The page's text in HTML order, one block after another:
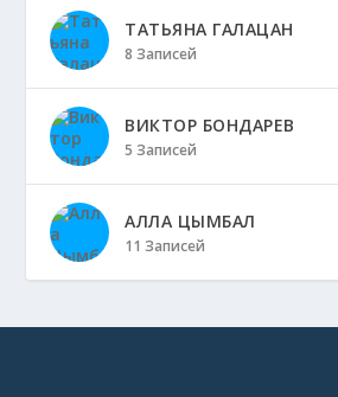
ТАТЬЯНА ГАЛАЦАН
8 Записей
ВИКТОР БОНДАРЕВ
5 Записей
АЛЛА ЦЫМБАЛ
11 Записей